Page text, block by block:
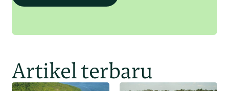
Artikel terbaru